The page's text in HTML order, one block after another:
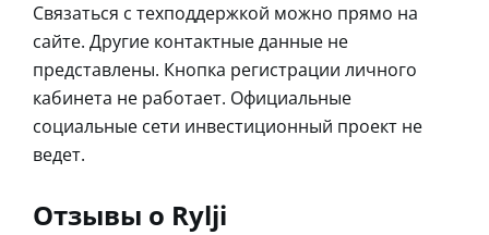
Связаться с техподдержкой можно прямо на
сайте. Другие контактные данные не
представлены. Кнопка регистрации личного
кабинета не работает. Официальные
социальные сети инвестиционный проект не
ведет.
Отзывы о Rylji